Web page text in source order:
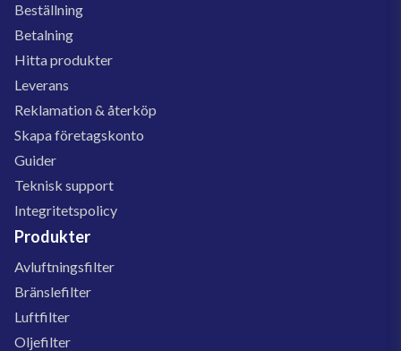
Beställning
Betalning
Hitta produkter
Leverans
Reklamation & återköp
Skapa företagskonto
Guider
Teknisk support
Integritetspolicy
Produkter
Avluftningsfilter
Bränslefilter
Luftfilter
Oljefilter